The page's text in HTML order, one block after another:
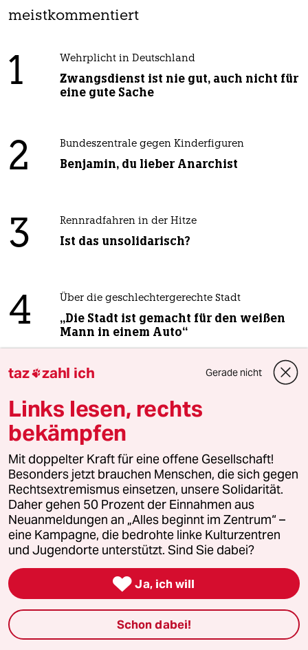
meistkommentiert
1 Wehrplicht in Deutschland
Zwangsdienst ist nie gut, auch nicht für
eine gute Sache
2 Bundeszentrale gegen Kinderfiguren
Benjamin, du lieber Anarchist
3 Rennradfahren in der Hitze
Ist das unsolidarisch?
4 Über die geschlechtergerechte Stadt
„Die Stadt ist gemacht für den weißen
Mann in einem Auto“
5 „Wir müssen Wagnisse eingehen“
6 Linken-Politikerin von Angern zur Rente
„Dem Kanzler ist der Osten egal“
taz
Folgen Sie uns
Ressorts
taz zahl ich Gerade nicht
Links lesen, rechts
bekämpfen
Mit doppelter Kraft für eine offene Gesellschaft!
Besonders jetzt brauchen Menschen, die sich gegen
Rechtsextremismus einsetzen, unsere Solidarität.
Daher gehen 50 Prozent der Einnahmen aus
Neuanmeldungen an „Alles beginnt im Zentrum“ –
eine Kampagne, die bedrohte linke Kulturzentren
und Jugendorte unterstützt. Sind Sie dabei?
 Ja, ich will
Schon dabei!